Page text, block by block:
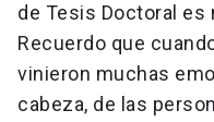
de Tesis Doctoral es
Recuerdo que
vinieron muchas
cabeza, de las